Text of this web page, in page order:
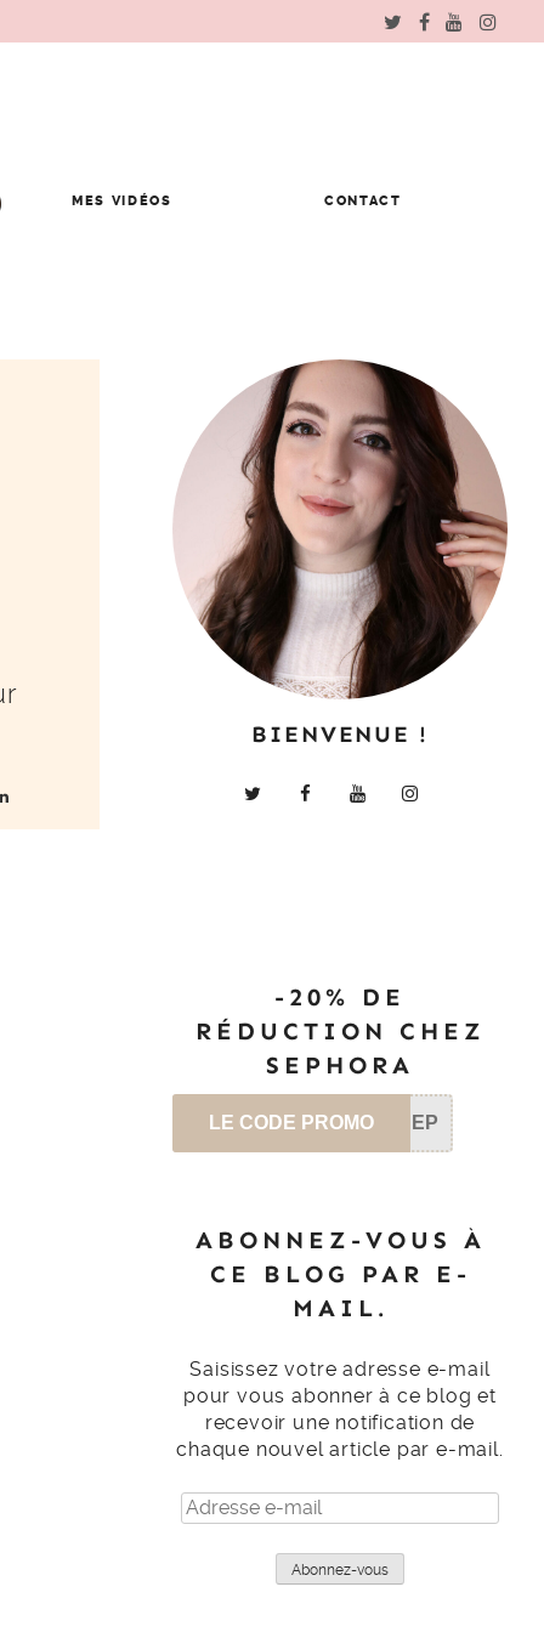
MES VIDÉOS CONTACT
BIENVENUE !
-20% DE
RÉDUCTION CHEZ
SEPHORA
LE CODE PROMO SEP
ABONNEZ-VOUS À
CE BLOG PAR E-
MAIL.
Saisissez votre adresse e-mail
pour vous abonner à ce blog et
recevoir une notification de
chaque nouvel article par e-mail.
Adresse
e-
Abonnez-vous